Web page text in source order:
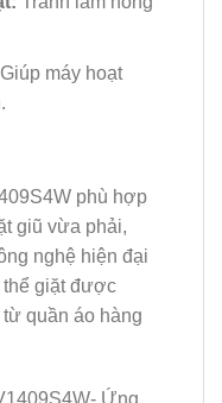
Giúp máy hoạt
phù hợp
giũ vừa phải,
nghệ hiện đại
thể giặt được
quần áo hàng